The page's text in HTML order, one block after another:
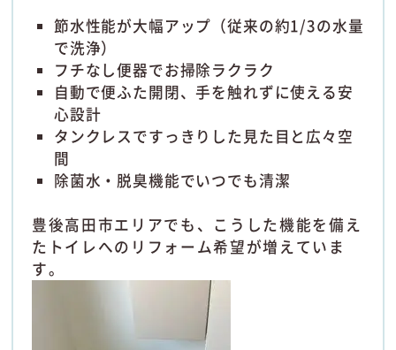
節水性能が大幅アップ（従来の約1/3の水量
で洗浄）
フチなし便器でお掃除ラクラク
自動で便ふた開閉、手を触れずに使える安
心設計
タンクレスですっきりした見た目と広々空
間
除菌水・脱臭機能でいつでも清潔
豊後高田市エリアでも、こうした機能を備え
たトイレへのリフォーム希望が増えていま
す。